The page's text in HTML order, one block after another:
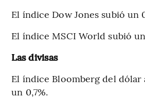
El índice Dow Jones subió un
El índice MSCI World subió
Las divisas
El índice Bloomberg del dólar
un 0,7%.